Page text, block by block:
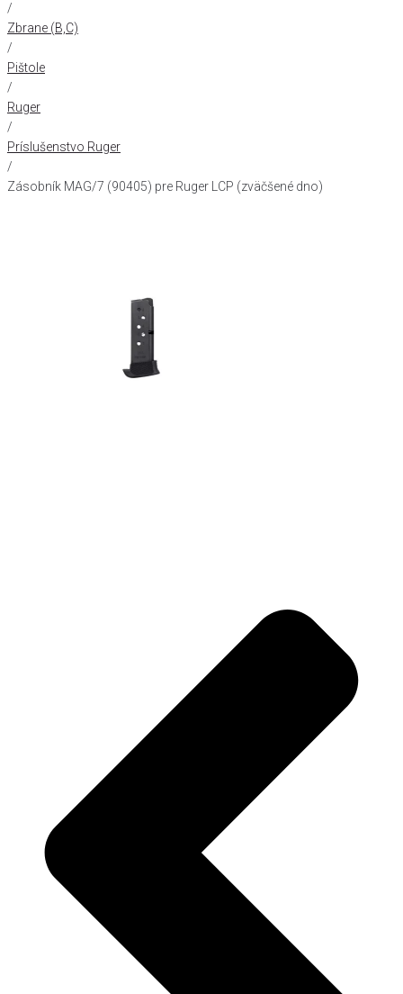
/
Zbrane (B,C)
/
Pištole
/
Ruger
/
Príslušenstvo Ruger
/
Zásobník MAG/7 (90405) pre Ruger LCP (zväčšené dno)